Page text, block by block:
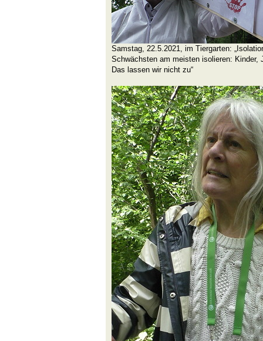
Samstag, 22.5.2021, im Tiergarten:
Schwächsten am meisten isolieren: Kinder,
Das lassen wir nicht zu“